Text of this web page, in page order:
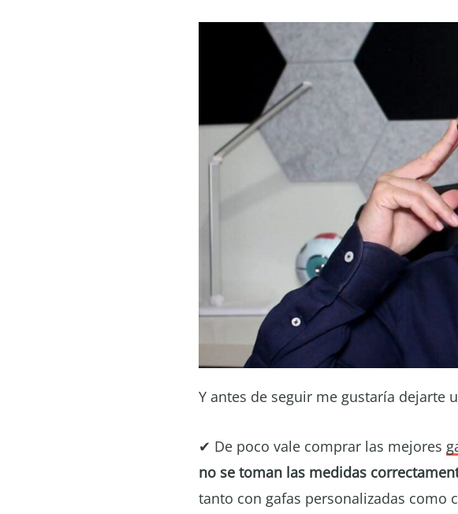
Y antes de seguir me gustaría dejarte
✔ De poco vale comprar las mejores
no se toman las medidas
tanto con gafas personalizadas como